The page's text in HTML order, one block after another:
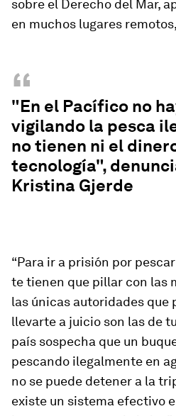
sobre el Derecho del Mar,
en muchos lugares
“
"En el Pacífico no
vigilando la pesca
no tienen ni el
tecnología",
Kristina Gjerde
“Para ir a prisión por
te tienen que pillar con las
las únicas autoridades que
llevarte a juicio son las de
país sospecha que un
pescando ilegalmente en
no se puede detener a la
existe un sistema efectivo